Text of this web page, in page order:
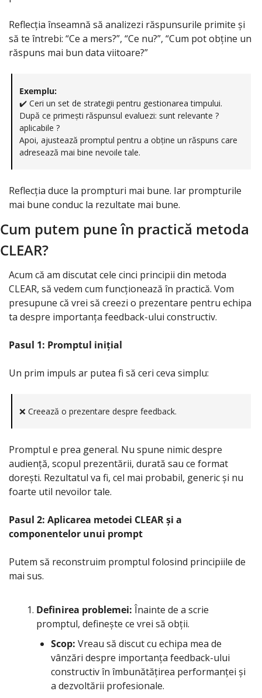
Reflecția înseamnă să analizezi răspunsurile primite și
să te întrebi: “Ce a mers?”, “Ce nu?”, “Cum pot obține un
răspuns mai bun data viitoare?”
Exemplu:
✔️ Ceri un set de strategii pentru gestionarea timpului.
După ce primești răspunsul evaluezi: sunt relevante ?
aplicabile ?
Apoi, ajustează promptul pentru a obține un răspuns care
adresează mai bine nevoile tale.
Reflecția duce la prompturi mai bune. Iar prompturile
mai bune conduc la rezultate mai bune.
Cum putem pune în practică metoda
CLEAR?
Acum că am discutat cele cinci principii din metoda
CLEAR, să vedem cum funcționează în practică. Vom
presupune că vrei să creezi o prezentare pentru echipa
ta despre importanța feedback-ului constructiv.
Pasul 1: Promptul inițial
Un prim impuls ar putea fi să ceri ceva simplu:
❌ Creează o prezentare despre feedback.
Promptul e prea general. Nu spune nimic despre
audiență, scopul prezentării, durată sau ce format
dorești. Rezultatul va fi, cel mai probabil, generic și nu
foarte util nevoilor tale.
Pasul 2: Aplicarea metodei CLEAR și a
componentelor unui prompt
Putem să reconstruim promptul folosind principiile de
mai sus.
Definirea problemei: Înainte de a scrie
promptul, definește ce vrei să obții.
Scop: Vreau să discut cu echipa mea de
vânzări despre importanța feedback-ului
constructiv în îmbunătățirea performanței și
a dezvoltării profesionale.